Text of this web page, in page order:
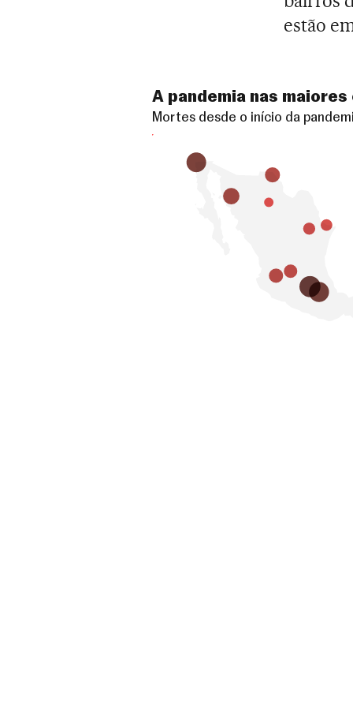
estão